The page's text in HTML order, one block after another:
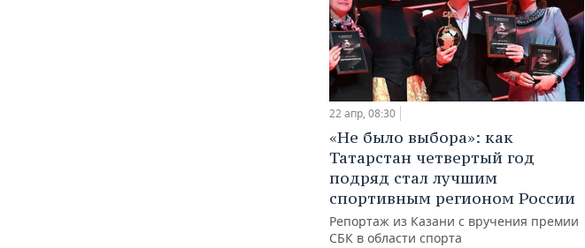
22 апр, 08:30
«Не было выбора»: как
Татарстан четвертый год
подряд стал лучшим
спортивным регионом России
Репортаж из Казани с вручения премии
СБК в области спорта